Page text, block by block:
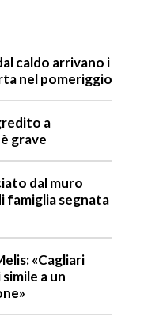
caldo arrivano i
nel pomeriggio
a
grave
dal muro
famiglia segnata
«Cagliari
a un